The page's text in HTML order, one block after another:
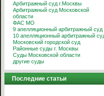
Арбитражный суд г.Москвы
Арбитражный суд Московской
области
ФАС МО
9 апелляционный арбитражный суд
10 апелляционный арбитражный
Московский городской суд
Районные суды г. Москвы
Суды Московской области
другие суды
Последние статьи